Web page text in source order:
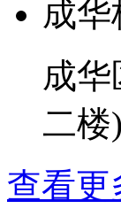
成华
成
二楼)
查看更